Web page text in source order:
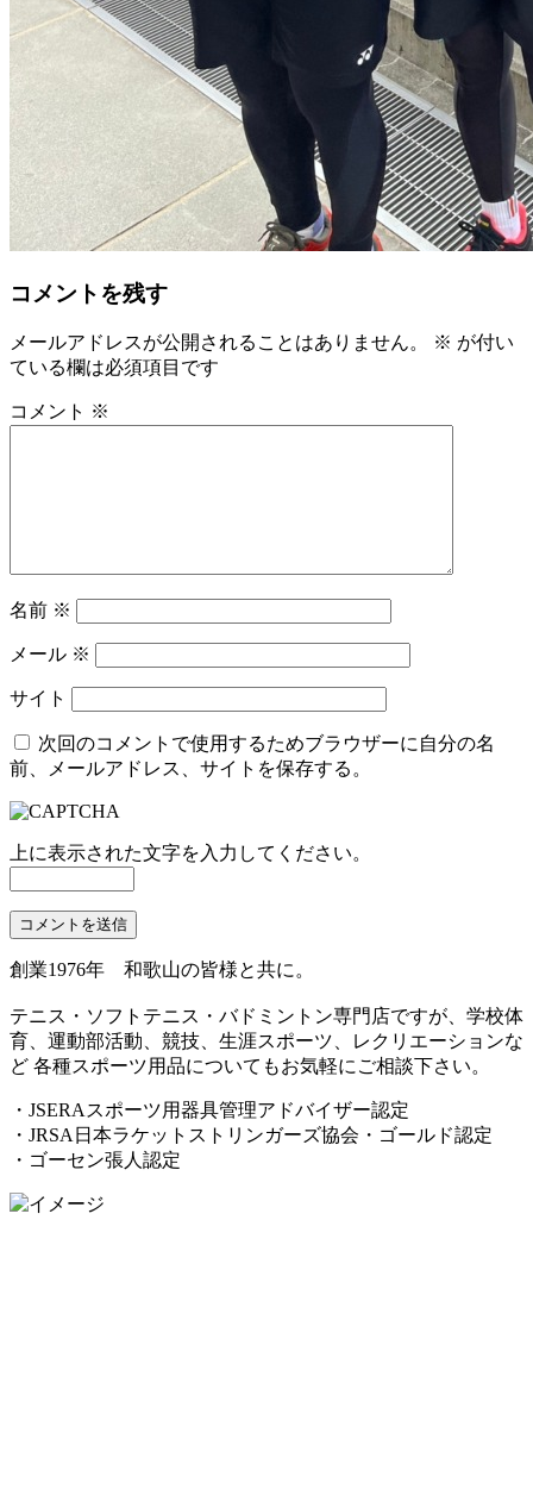
コメントを残す
メールアドレスが公開されることはありません。 ※ が付い
ている欄は必須項目です
コメント ※
名前 ※
メール ※
サイト
次回のコメントで使用するためブラウザーに自分の名
前、メールアドレス、サイトを保存する。
上に表示された文字を入力してください。
創業1976年 和歌山の皆様と共に。
テニス・ソフトテニス・バドミントン専門店ですが、学校体
育、運動部活動、競技、生涯スポーツ、レクリエーションな
ど 各種スポーツ用品についてもお気軽にご相談下さい。
・JSERAスポーツ用器具管理アドバイザー認定
・JRSA日本ラケットストリンガーズ協会・ゴールド認定
・ゴーセン張人認定